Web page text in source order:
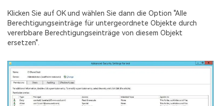
Klicken Sie auf OK und wählen Sie dann die Option "Alle
Berechtigungseinträge für untergeordnete Objekte durch
vererbbare Berechtigungseinträge von diesem Objekt
ersetzen".